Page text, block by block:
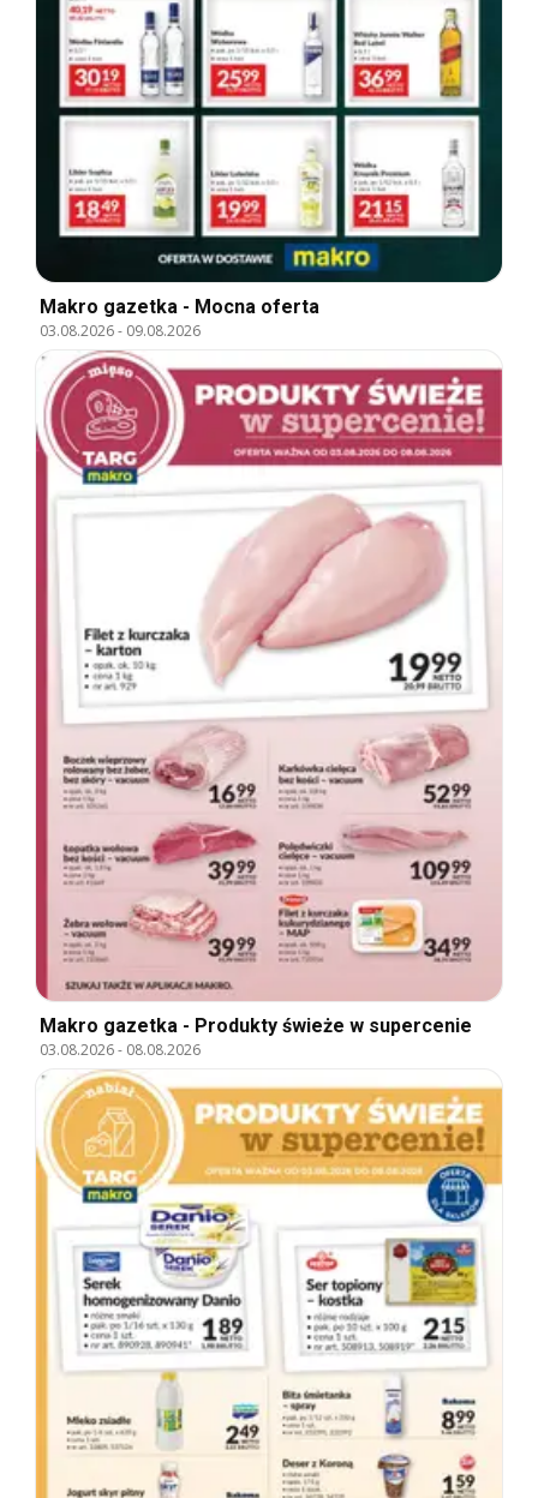
Makro gazetka - Mocna oferta
03.08.2026- 09.08.2026
Makro gazetka - Produkty świeże w supercenie
03.08.2026- 08.08.2026